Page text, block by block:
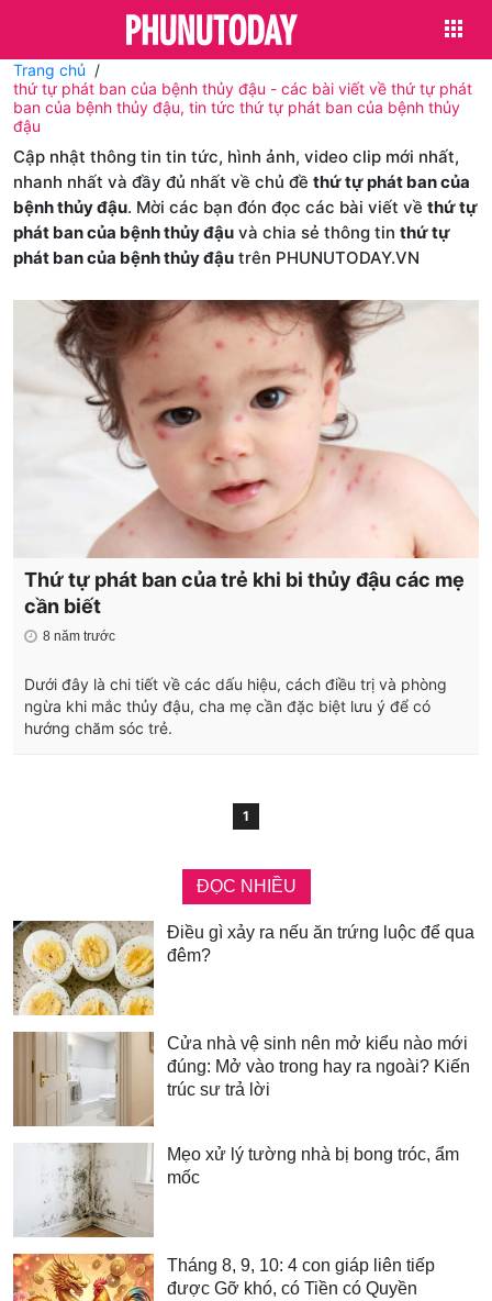
Trang chủ
thứ tự phát ban của bệnh thủy đậu - các bài viết về thứ tự phát
ban của bệnh thủy đậu, tin tức thứ tự phát ban của bệnh thủy
đậu
Cập nhật thông tin tin tức, hình ảnh, video clip mới nhất,
nhanh nhất và đầy đủ nhất về chủ đề thứ tự phát ban của
bệnh thủy đậu. Mời các bạn đón đọc các bài viết về thứ tự
phát ban của bệnh thủy đậu và chia sẻ thông tin thứ tự
phát ban của bệnh thủy đậu trên PHUNUTODAY.VN
Thứ tự phát ban của trẻ khi bi thủy đậu các mẹ
cần biết
8 năm trước
Dưới đây là chi tiết về các dấu hiệu, cách điều trị và phòng
ngừa khi mắc thủy đậu, cha mẹ cần đặc biệt lưu ý để có
hướng chăm sóc trẻ.
1
ĐỌC NHIỀU
Điều gì xảy ra nếu ăn trứng luộc để qua
đêm?
Cửa nhà vệ sinh nên mở kiểu nào mới
đúng: Mở vào trong hay ra ngoài? Kiến
trúc sư trả lời
Mẹo xử lý tường nhà bị bong tróc, ẩm
mốc
Tháng 8, 9, 10: 4 con giáp liên tiếp
được Gỡ khó, có Tiền có Quyền